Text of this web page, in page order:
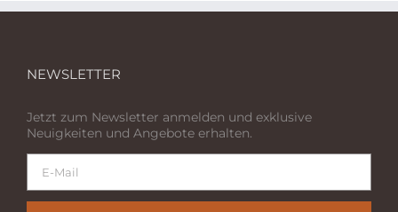
NEWSLETTER
Jetzt zum Newsletter anmelden und exklusive
Neuigkeiten und Angebote erhalten.